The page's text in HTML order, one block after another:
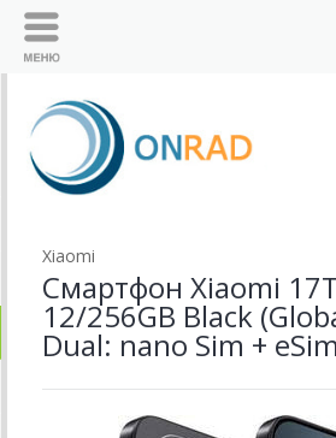
Xiaomi
Смартфон Xiaomi
12/256GB Black
Dual: nano Sim + eSim